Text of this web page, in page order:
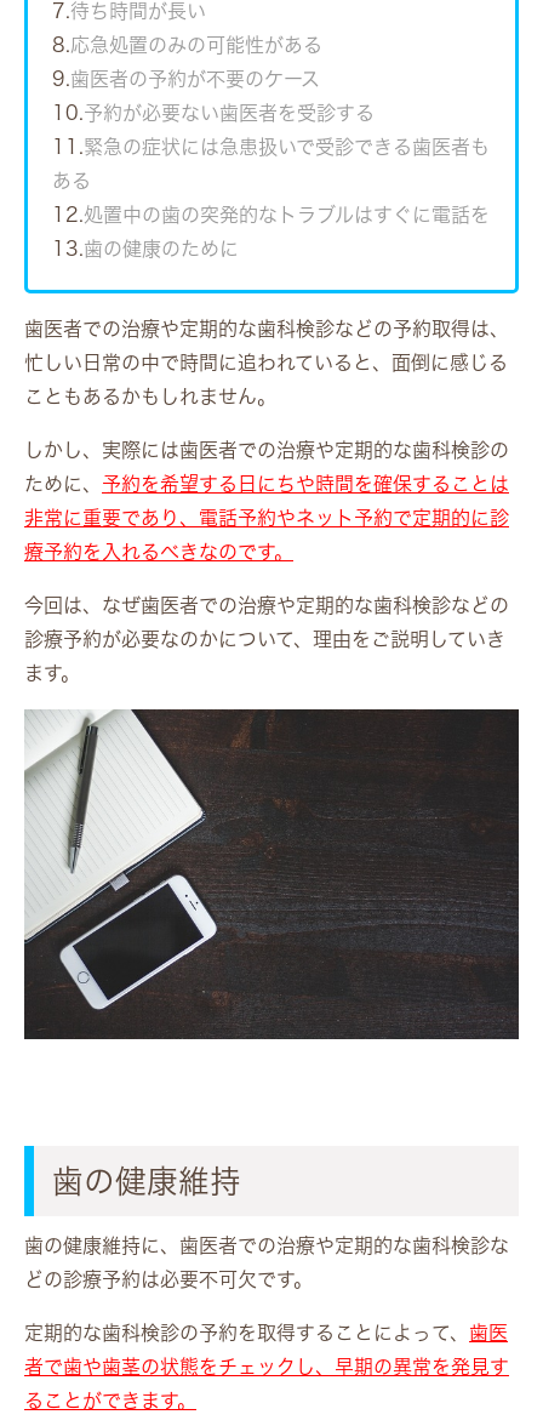
7. 待ち時間が長い
8. 応急処置のみの可能性がある
9. 歯医者の予約が不要のケース
10. 予約が必要ない歯医者を受診する
11. 緊急の症状には急患扱いで受診できる歯医者も
ある
12. 処置中の歯の突発的なトラブルはすぐに電話を
13. 歯の健康のために
歯医者での治療や定期的な歯科検診などの予約取得は、
忙しい日常の中で時間に追われていると、面倒に感じる
こともあるかもしれません。
しかし、実際には歯医者での治療や定期的な歯科検診の
ために、 予約を希望する日にちや時間を確保することは
非常に重要であり、電話予約やネット予約で定期的に診
療予約を入れるべきなのです。
今回は、なぜ歯医者での治療や定期的な歯科検診などの
診療予約が必要なのかについて、理由をご説明していき
ます。
歯の健康維持
歯の健康維持に、歯医者での治療や定期的な歯科検診な
どの診療予約は必要不可欠です。
定期的な歯科検診の予約を取得することによって、 歯医
者で歯や歯茎の状態をチェックし、早期の異常を発見す
ることができます。